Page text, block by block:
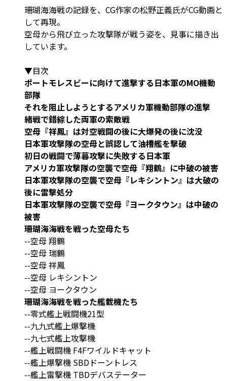
珊瑚海海戦の記録を、CG作家の松野正義氏がCG動画と
して再現。
空母から飛び立った攻撃隊が戦う姿を、見事に描き出
しています。
▼目次
ポートモレスビーに向けて進撃する日本軍のMO機動
部隊
それを阻止しようとするアメリカ軍機動部隊の進撃
緒戦で錯綜した両軍の索敵戦
空母『祥鳳』は対空戦闘の後に大爆発の後に沈没
日本軍攻撃隊の空母と誤認して油槽艦を撃破
初日の戦闘で薄暮攻撃に失敗する日本軍
アメリカ軍攻撃隊の空襲で空母『翔鶴』に中破の被害
日本軍攻撃隊の空襲で空母『レキシントン』は大破の
後に雷撃処分
日本軍攻撃隊の空襲で空母『ヨークタウン』は中破の
被害
珊瑚海海戦を戦った空母たち
--空母 翔鶴
--空母 瑞鶴
--空母 祥鳳
--空母 レキシントン
--空母 ヨークタウン
珊瑚海海戦を戦った艦載機たち
--零式艦上戦闘機21型
--九九式艦上爆撃機
--九七式艦上攻撃機
--艦上戦闘機 F4Fワイルドキャット
--艦上爆撃機 SBDドーントレス
--艦上雷撃機 TBDデバステーター